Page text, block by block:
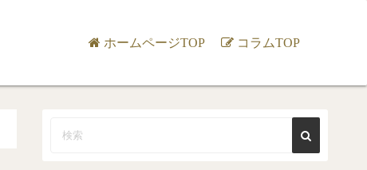
ホームページTOP コラムTOP